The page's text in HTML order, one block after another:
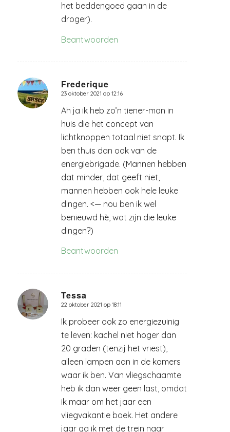
het beddengoed gaan in de
droger).
Beantwoorden
Frederique
zegt:
23 oktober 2021 op 12:16
Ah ja ik heb zo’n tiener-man in
huis die het concept van
lichtknoppen totaal niet snapt. Ik
ben thuis dan ook van de
energiebrigade. (Mannen hebben
dat minder, dat geeft niet,
mannen hebben ook hele leuke
dingen. <— nou ben ik wel
benieuwd hè, wat zijn die leuke
dingen?)
Beantwoorden
Tessa
zegt:
22 oktober 2021 op 18:11
Ik probeer ook zo energiezuinig
te leven: kachel niet hoger dan
20 graden (tenzij het vriest),
alleen lampen aan in de kamers
waar ik ben. Van vliegschaamte
heb ik dan weer geen last, omdat
ik maar om het jaar een
vliegvakantie boek. Het andere
jaar ga ik met de trein naar